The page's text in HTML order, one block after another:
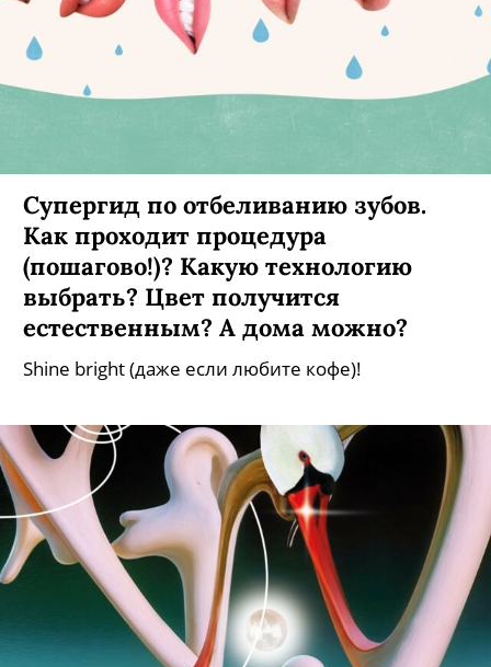
Супергид по отбеливанию зубов.
Как проходит процедура
(пошагово!)? Какую технологию
выбрать? Цвет получится
естественным? А дома можно?
Shine bright (даже если любите кофе)!